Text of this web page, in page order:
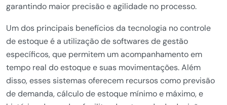
garantindo maior precisão e agilidade no processo.
Um dos principais benefícios da tecnologia no controle
de estoque é a utilização de softwares de gestão
específicos, que permitem um acompanhamento em
tempo real do estoque e suas movimentações. Além
disso, esses sistemas oferecem recursos como previsão
de demanda, cálculo de estoque mínimo e máximo, e